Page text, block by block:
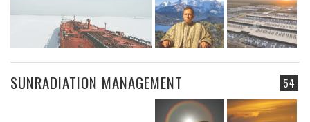
54
SUNRADIATION MANAGEMENT